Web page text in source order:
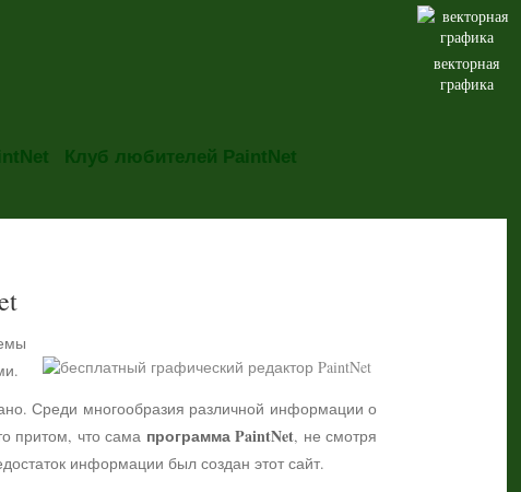
векторная
графика
Клуб любителей PaintNet
Среди многообразия различной информации о
притом, что сама программа PaintNet, не смотря
информации был создан этот сайт.